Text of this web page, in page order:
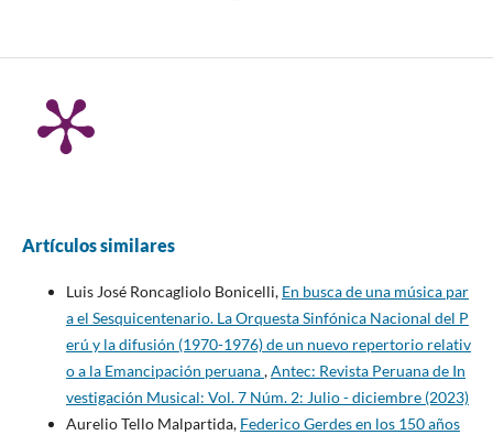
Artículos similares
Luis José Roncagliolo Bonicelli, En busca de una música par
a el Sesquicentenario. La Orquesta Sinfónica Nacional del P
erú y la difusión (1970-1976) de un nuevo repertorio relativ
o a la Emancipación peruana,Antec: Revista Peruana de In
vestigación Musical: Vol. 7 Núm. 2: Julio - diciembre (2023)
Aurelio Tello Malpartida, Federico Gerdes en los 150 años